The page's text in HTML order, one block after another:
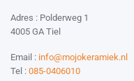
Adres : Polderweg 1
4005 GA Tiel
Email : info@mojokeramiek.nl
Tel : 085-0406010